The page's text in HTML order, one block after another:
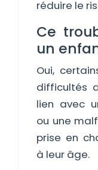
réduire le
Ce
un
Oui,
difficultés
lien avec
ou une
prise en
à leur âge.